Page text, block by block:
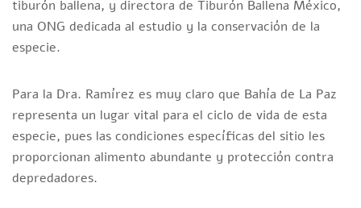
tiburón ballena, y directora de Tiburón Ballena México,
una ONG dedicada al estudio y la conservación de la
especie.
Para la Dra. Ramírez es muy claro que Bahía de La Paz
representa un lugar vital para el ciclo de vida de esta
especie, pues las condiciones específicas del sitio les
proporcionan alimento abundante y protección contra
depredadores.